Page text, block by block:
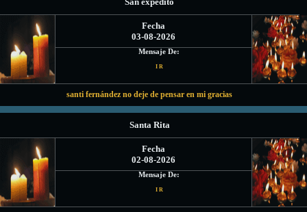
Fecha
03-08-2026
Mensaje De:
I R
santi fernández no deje de pensar en mi gracias
Santa Rita
Fecha
02-08-2026
Mensaje De:
I R